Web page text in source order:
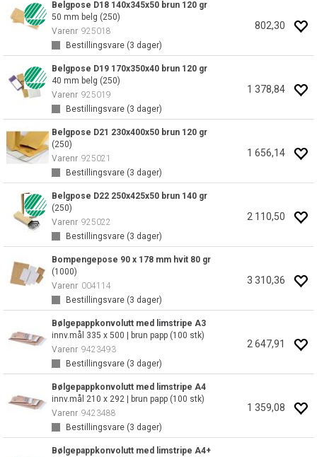
Belgpose D18 140x345x50 brun 120 gr
50 mm belg (250)
Varenr 925018
Bestillingsvare (3 dager)
802,30
Belgpose D19 170x350x40 brun 120 gr
40 mm belg (250)
Varenr 925019
Bestillingsvare (3 dager)
1 378,84
Belgpose D21 230x400x50 brun 120 gr
(250)
Varenr 925021
Bestillingsvare (3 dager)
1 656,14
Belgpose D22 250x425x50 brun 140 gr
(250)
Varenr 925022
Bestillingsvare (3 dager)
2 110,50
Bompengepose 90 x 178 mm hvit 80 gr
(1000)
Varenr 004114
Bestillingsvare (3 dager)
3 310,36
Bølgepappkonvolutt med limstripe A3
innv.mål 335 x 500 | brun papp (100 stk)
Varenr 9423493
Bestillingsvare (3 dager)
2 647,91
Bølgepappkonvolutt med limstripe A4
innv.mål 210 x 292 | brun papp (100 stk)
Varenr 9423488
Bestillingsvare (3 dager)
1 359,08
Bølgepappkonvolutt med limstripe A4+